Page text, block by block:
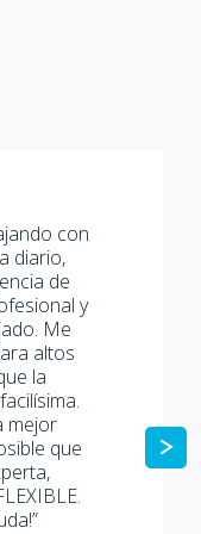
con
diario,
de
y
Me
altos
la
mejor
que